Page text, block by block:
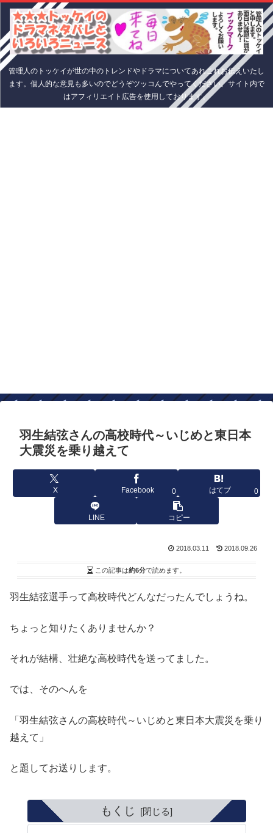
管理人のトッケイが世の中のトレンドやドラマについてあれこれお伝えいたし
ます。個人的な意見も多いのでどうぞツッコんでやってください。サイト内で
はアフィリエイト広告を使用しております。
羽生結弦さんの高校時代～いじめと東日本
大震災を乗り越えて
X Facebook 0 はてブ 0
LINE コピー
2018.03.11 2018.09.26
この記事は約6分で読めます。
羽生結弦選手って高校時代どんなだったんでしょうね。
ちょっと知りたくありませんか？
それが結構、壮絶な高校時代を送ってました。
では、そのへんを
「羽生結弦さんの高校時代～いじめと東日本大震災を乗り
越えて」
と題してお送りします。
もくじ